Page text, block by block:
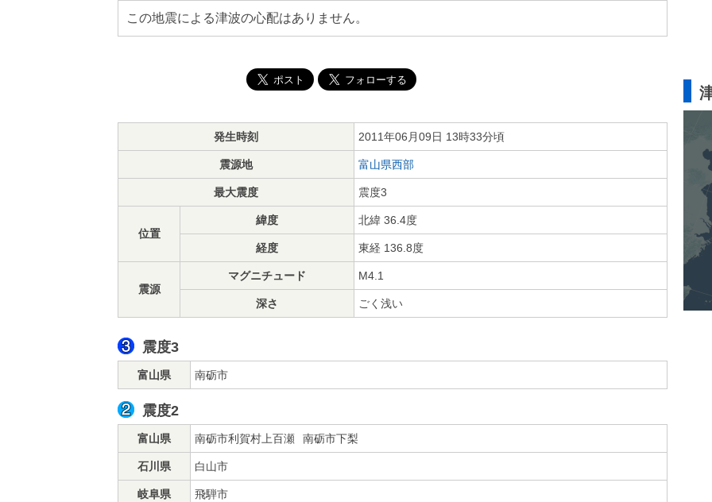
この地震による津波の心配はありません。
発生時刻 2011年06月09日 13時33分頃
震源地 富山県西部
最大震度 震度3
位置
緯度 北緯 36.4度
経度 東経 136.8度
震源
マグニチュード M4.1
深さ ごく浅い
震度3
富山県 南砺市
震度2
富山県 南砺市利賀村上百瀬 南砺市下梨
石川県 白山市
岐阜県 飛騨市